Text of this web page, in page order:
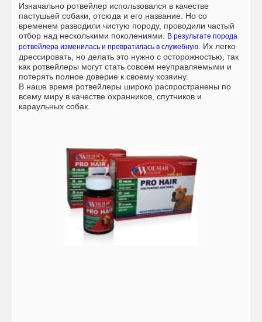
Изначально ротвейлер использовался в качестве
пастушьей собаки, отсюда и его название. Но со
временем разводили чистую породу, проводили частый
отбор над несколькими поколениями.
В результате порода
ротвейлера изменилась и превратилась в служебную . Их легко
дрессировать, но делать это нужно с осторожностью, так
как ротвейлеры могут стать совсем неуправляемыми и
потерять полное доверие к своему хозяину.
В наше время ротвейлеры широко распространены по
всему миру в качестве охранников, спутников и
караульных собак.